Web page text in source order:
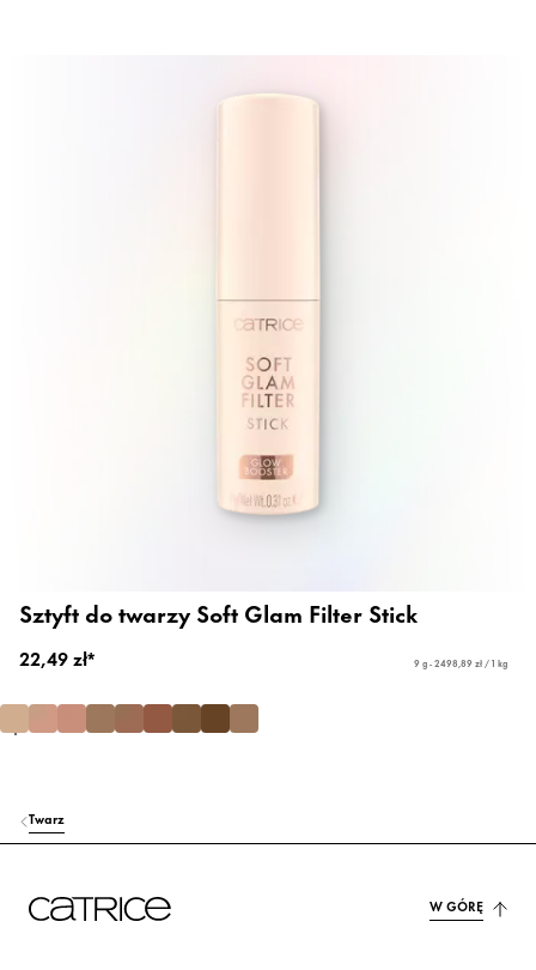
Sztyft do twarzy Soft Glam Filter Stick
22,49 zł* 9 g - 2498,89 zł / 1 kg
Twarz
W GÓRĘ